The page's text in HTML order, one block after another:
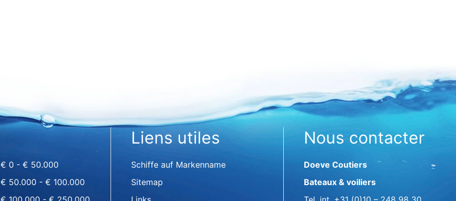
€ 0 - € 50.000
€ 50.000 - € 100.000
Liens utiles
Schiffe auf Markenname
Sitemap
Nous contacter
Doeve Coutiers
Bateaux & voiliers